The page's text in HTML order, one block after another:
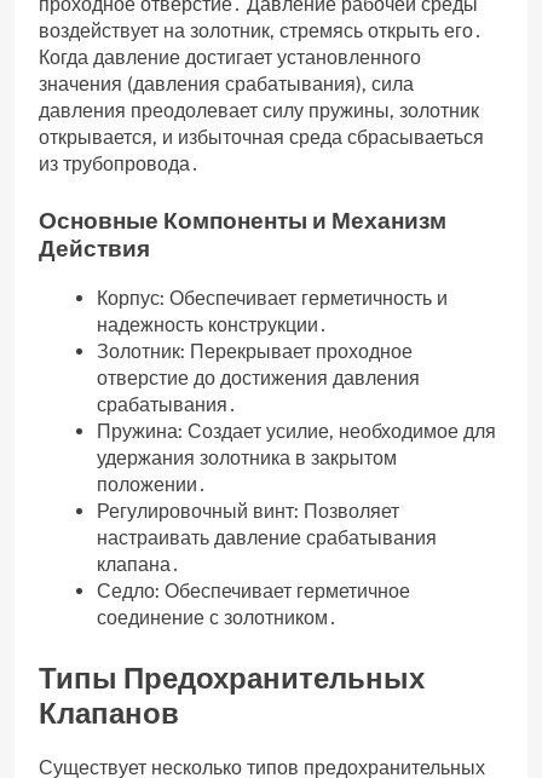
проходное отверстие․ Давление рабочей среды
воздействует на золотник‚ стремясь открыть его․
Когда давление достигает установленного
значения (давления срабатывания)‚ сила
давления преодолевает силу пружины‚ золотник
открывается‚ и избыточная среда сбрасываеться
из трубопровода․
Основные Компоненты и Механизм
Действия
Корпус: Обеспечивает герметичность и
надежность конструкции․
Золотник: Перекрывает проходное
отверстие до достижения давления
срабатывания․
Пружина: Создает усилие‚ необходимое для
удержания золотника в закрытом
положении․
Регулировочный винт: Позволяет
настраивать давление срабатывания
клапана․
Седло: Обеспечивает герметичное
соединение с золотником․
Типы Предохранительных
Клапанов
Существует несколько типов предохранительных